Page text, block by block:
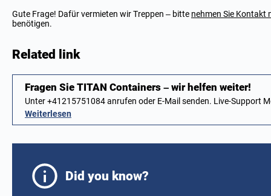
Gute Frage! Dafür vermieten wir Treppen – bitte nehmen Sie Kontakt
benötigen.
Related link
Fragen Sie TITAN Containers – wir helfen weiter!
Unter +41215751084 anrufen oder E-Mail senden. Live-Support
Weiterlesen
Did you know?